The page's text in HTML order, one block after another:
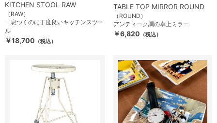
KITCHEN STOOL RAW
（RAW）
一息つくのに丁度良いキッチンスツー
ル
￥18,700 （税込）
TABLE TOP MIRROR ROUND
（ROUND）
アンティーク調の卓上ミラー
￥6,820 （税込）